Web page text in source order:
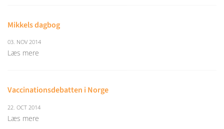
Mikkels dagbog
03. NOV 2014
Læs mere
Vaccinationsdebatten i Norge
22. OCT 2014
Læs mere